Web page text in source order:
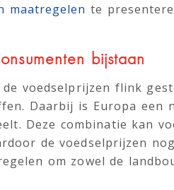
maatregelen te
bijstaan
voedselprijzen flink
Daarbij is Europa
Deze combinatie kan
de voedselprijzen
om zowel de